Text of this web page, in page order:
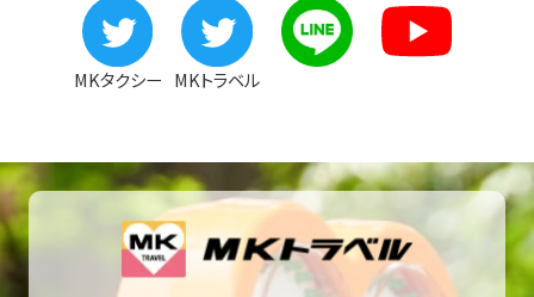
MKタクシー MKトラベル